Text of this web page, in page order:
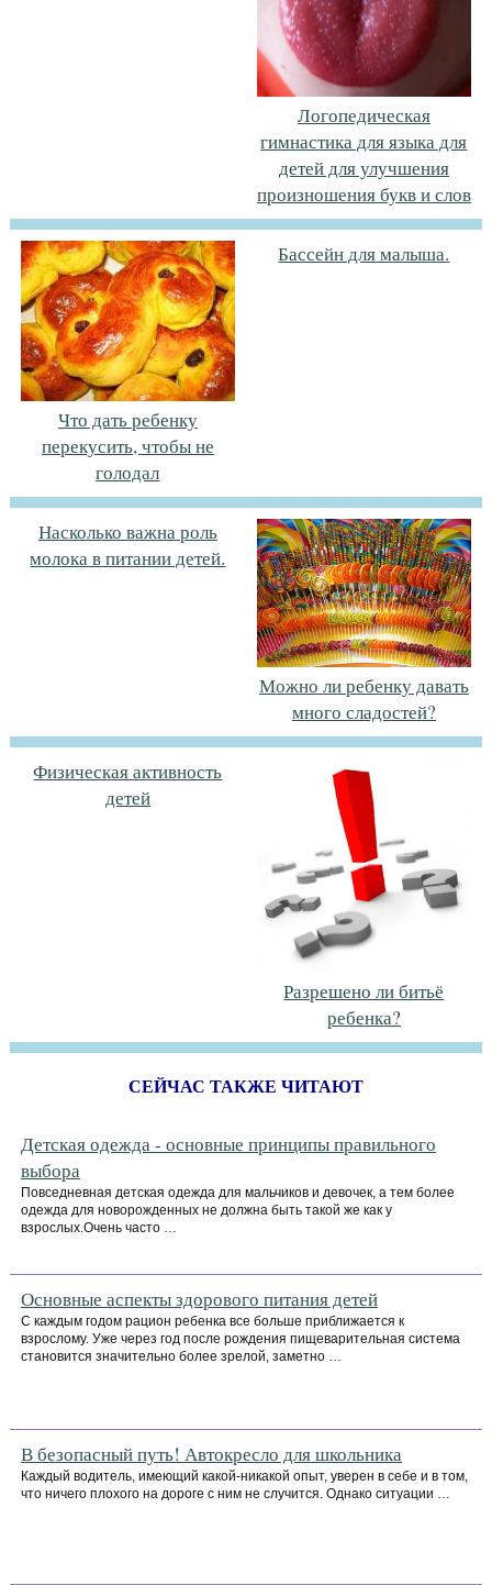
Логопедическая
гимнастика для языка для
детей для улучшения
произношения букв и слов
Что дать ребенку
перекусить, чтобы не
голодал
Бассейн для малыша.
Насколько важна роль
молока в питании детей.
Можно ли ребенку давать
много сладостей?
Физическая активность
детей
Разрешено ли битьё
ребенка?
СЕЙЧАС ТАКЖЕ ЧИТАЮТ
Детская одежда - основные принципы правильного
выбора
Повседневная детская одежда для мальчиков и девочек, а тем более
одежда для новорожденных не должна быть такой же как у
взрослых.Очень часто …
Основные аспекты здорового питания детей
С каждым годом рацион ребенка все больше приближается к
взрослому. Уже через год после рождения пищеварительная система
становится значительно более зрелой, заметно …
В безопасный путь! Автокресло для школьника
Каждый водитель, имеющий какой-никакой опыт, уверен в себе и в том,
что ничего плохого на дороге с ним не случится. Однако ситуации …